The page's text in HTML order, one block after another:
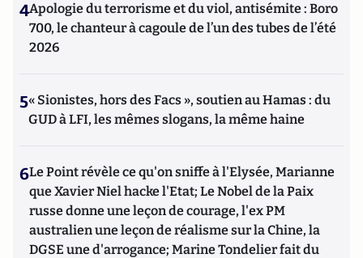
4Apologie du terrorisme et du viol, antisémite : Boro
700, le chanteur à cagoule de l’un des tubes de l’été
2026
5« Sionistes, hors des Facs », soutien au Hamas : du
GUD à LFI, les mêmes slogans, la même haine
6Le Point révèle ce qu'on sniffe à l'Elysée, Marianne
que Xavier Niel hacke l'Etat; Le Nobel de la Paix
russe donne une leçon de courage, l'ex PM
australien une leçon de réalisme sur la Chine, la
DGSE une d'arrogance; Marine Tondelier fait du